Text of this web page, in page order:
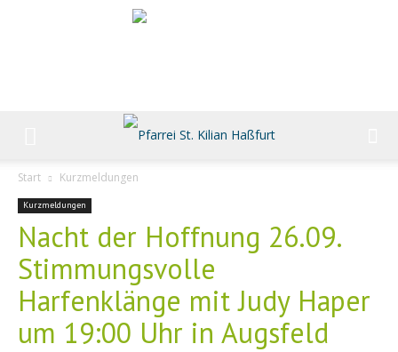
Start Kurzmeldungen
Kurzmeldungen
Nacht der Hoffnung 26.09.
Stimmungsvolle
Harfenklänge mit Judy Haper
um 19:00 Uhr in Augsfeld